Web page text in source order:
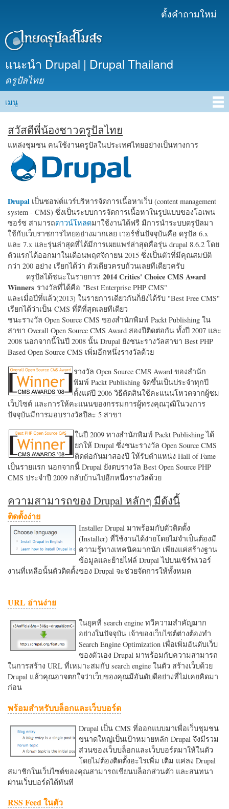
เนื้อหา
ตั้งคำถามใหม่
แนะนำ Drupal | Drupal Thailand
ดรูปัลไทย
Main menu
เมนู
สวัสดีพี่น้องชาวดรูปัลไทย
แหล่งชุมชน คนใช้งานดรูปัลในประเทศไทยอย่างเป็นทางการ
Drupal เป็นซอฟต์แวร์บริหารจัดการเนื้อหาเว็บ (content management
system - CMS) ซึ่งเป็นระบบการจัดการเนื้อหาในรูปแบบของโอเพน
ซอร์ซ สามารถดาวน์โหลดมาใช้งานได้ฟรี มีการนำระบบดรูปัลมา
ใช้กับเว็บราชการไทยอย่างมากเลย เวอร์ชั่นปัจจุบันคือ ดรูปัล 6.x
และ 7.x และรุ่นล่าสุดที่ได้มีการเผยแพร่ล่าสุดคือรุ่น drupal 8.6.2 โดย
ตัวแรกได้ออกมาในเดือนพฤศจิกายน 2015 ซึ่งเป็นตัวที่มีคุณสมบัติ
กว่า 200 อย่าง เรียกได้ว่า ตัวเดียวครบถ้วนเลยทีเดียวครับ
ดรูปัลได้ชนะในรายการ 2014 Critics' Choice CMS Award
Winners รางวัลที่ได้คือ "Best Enterprise PHP CMS"
และเมื่อปีที่แล้ว(2013) ในรายการเดียวกันก็ยังได้รับ "Best Free CMS"
เรียกได้ว่าเป็น CMS ที่ดีที่สุดเลยทีเดียว
ชนะรางวัล Open Source CMS ของสำนักพิมพ์ Packt Publishing ใน
สาขา Overall Open Source CMS Award สองปีติดต่อกัน ทั้งปี 2007 และ
2008 นอกจากนี้ในปี 2008 นั้น Drupal ยังชนะรางวัลสาขา Best PHP
Based Open Source CMS เพิ่มอีกหนึ่งรางวัลด้วย
รางวัล Open Source CMS Award ของสำนัก
พิมพ์ Packt Publishing จัดขึ้นเป็นประจำทุกปี
ตั้งแต่ปี 2006 วิธีตัดสินใช้คะแนนโหวตจากผู้ชม
เว็บไซต์ และการให้คะแนนของกรรมการผู้ทรงคุณวุฒิในวงการ
ปัจจุบันมีการมอบรางวัลปีละ 5 สาขา
ในปี 2009 ทางสำนักพิมพ์ Packt Publishing ได้
ยกให้ Drupal ซึ่งชนะรางวัล Open Source CMS
ติดต่อกันมาสองปี ให้รับตำแหน่ง Hall of Fame
เป็นรายแรก นอกจากนี้ Drupal ยังตบรางวัล Best Open Source PHP
CMS ประจำปี 2009 กลับบ้านไปอีกหนึ่งรางวัลด้วย
ความสามารถของ Drupal หลักๆ มีดังนี้
ติดตั้งง่าย
Installer Drupal มาพร้อมกับตัวติดตั้ง
(Installer) ที่ใช้งานได้ง่ายโดยไม่จำเป็นต้องมี
ความรู้ทางเทคนิคมากนัก เพียงแค่สร้างฐาน
ข้อมูลและย้ายไฟล์ Drupal ไปบนเซิร์ฟเวอร์
งานที่เหลือนั้นตัวติดตั้งของ Drupal จะช่วยจัดการให้ทั้งหมด
URL อ่านง่าย
ในยุคที่ search engine ทวีความสำคัญมาก
อย่างในปัจจุบัน เจ้าของเว็บไซต์ต่างต้องทำ
Search Engine Optimization เพื่อเพิ่มอันดับเว็บ
ของตัวเอง Drupal มาพร้อมกับความสามารถ
ในการสร้าง URL ที่เหมาะสมกับ search engine ในตัว สร้างเว็บด้วย
Drupal แล้วคุณอาจตกใจว่าเว็บของคุณมีอันดับดีอย่างที่ไม่เคยคิดมา
ก่อน
พร้อมสำหรับบล็อกและเว็บบอร์ด
Drupal เป็น CMS ที่ออกแบบมาเพื่อเว็บชุมชน
ขนาดใหญ่เป็นเป้าหมายหลัก Drupal จึงมีรวม
ส่วนของเว็บบล็อกและเว็บบอร์ดมาให้ในตัว
โดยไม่ต้องติดตั้งอะไรเพิ่ม เติม แค่ลง Drupal
สมาชิกในเว็บไซต์ของคุณสามารถเขียนบล็อกส่วนตัว และสนทนา
ผ่านเว็บบอร์ดได้ทันที
RSS Feed ในตัว